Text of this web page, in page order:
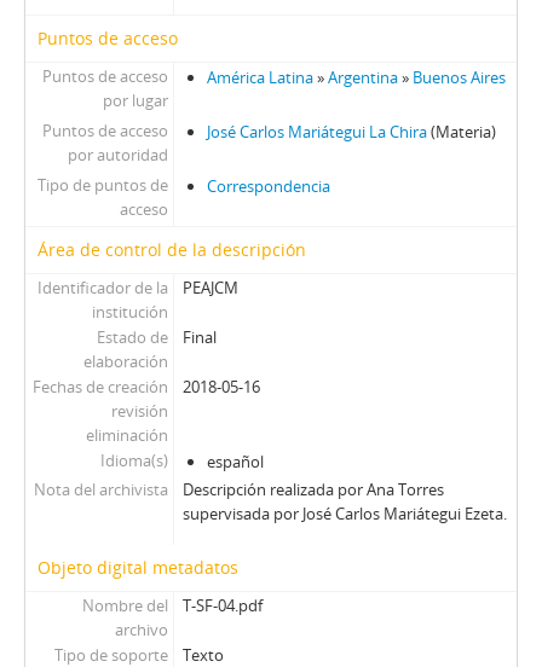
Puntos de acceso
Puntos de acceso
por lugar
América Latina»Argentina» Buenos Aires
Puntos de acceso
por autoridad
José Carlos Mariátegui La Chira(Materia)
Tipo de puntos de
acceso
Correspondencia
Área de control de la descripción
Identificador de la
institución
PEAJCM
Estado de
elaboración
Final
Fechas de creación
revisión
eliminación
2018-05-16
Idioma(s)
español
Nota del archivista
Descripción realizada por Ana Torres
supervisada por José Carlos Mariátegui Ezeta.
Objeto digital metadatos
Nombre del
archivo
T-SF-04.pdf
Tipo de soporte
Texto